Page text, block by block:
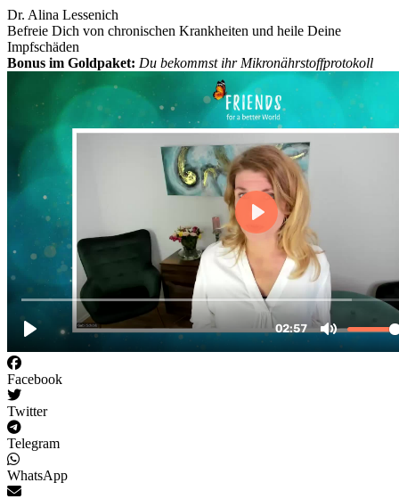
Dr. Alina Lessenich
Befreie Dich von chronischen Krankheiten und heile Deine
Impfschäden
Bonus im Goldpaket: Du bekommst ihr Mikronährstoffprotokoll
Facebook
Twitter
Telegram
WhatsApp